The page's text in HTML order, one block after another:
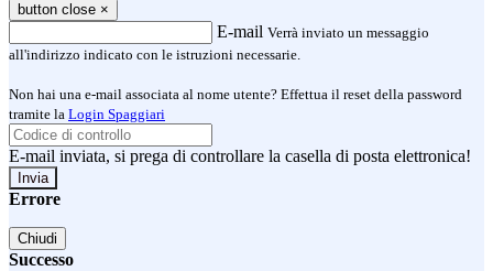
button close ×
E-mail Verrà inviato un messaggio
all'indirizzo indicato con le istruzioni necessarie.
Non hai una e-mail associata al nome utente? Effettua il reset della password
tramite la Login Spaggiari
E-mail inviata, si prega di controllare la casella di posta elettronica!
Errore
Chiudi
Successo